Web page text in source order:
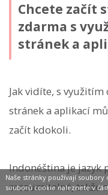
Chcete začít
zdarma s
stránek a
Jak vidíte, s
stránek a aplikací
začít kdokoli.
Indonéština je jazyk
srozumitelná, takže
Naše stránky používají
souborů cookie naleznete v